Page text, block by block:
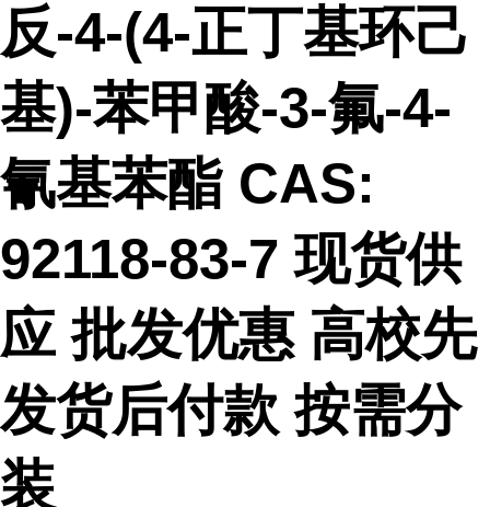
反-4-(4-正丁基环己
基)-苯甲酸-3-氟-4-
氰基苯酯 CAS:
92118-83-7 现货供
应 批发优惠 高校先
发货后付款 按需分
装